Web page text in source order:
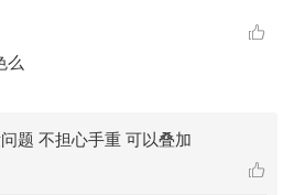
么
题 不担心手重 可以叠加